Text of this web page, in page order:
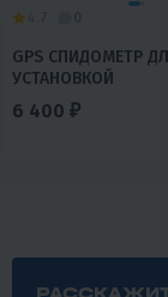
GPS СПИДОМЕТР
УСТАНОВКОЙ
6 400 ₽